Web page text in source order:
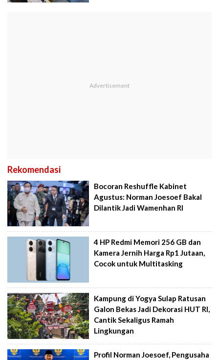
Rekomendasi
Bocoran Reshuffle Kabinet
Agustus: Norman Joesoef Bakal
Dilantik Jadi Wamenhan RI
4 HP Redmi Memori 256 GB dan
Kamera Jernih Harga Rp1 Jutaan,
Cocok untuk Multitasking
Kampung di Yogya Sulap Ratusan
Galon Bekas Jadi Dekorasi HUT RI,
Cantik Sekaligus Ramah
Lingkungan
Profil Norman Joesoef, Pengusaha